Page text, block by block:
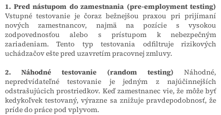
1. Pred nástupom do zamestnania (pre-employment testing)
Vstupné testovanie je čoraz bežnejšou praxou pri prijímaní
nových zamestnancov, najmä na pozície s vysokou
zodpovednosťou alebo s prístupom k nebezpečným
zariadeniam. Tento typ testovania odfiltruje rizikových
uchádzačov ešte pred uzavretím pracovnej zmluvy.
2. Náhodné testovanie (random testing) Náhodné,
nepredvídateľné testovanie je jedným z najúčinnejších
odstrašujúcich prostriedkov. Keď zamestnanec vie, že môže byť
kedykoľvek testovaný, výrazne sa znižuje pravdepodobnosť, že
príde do práce pod vplyvom.